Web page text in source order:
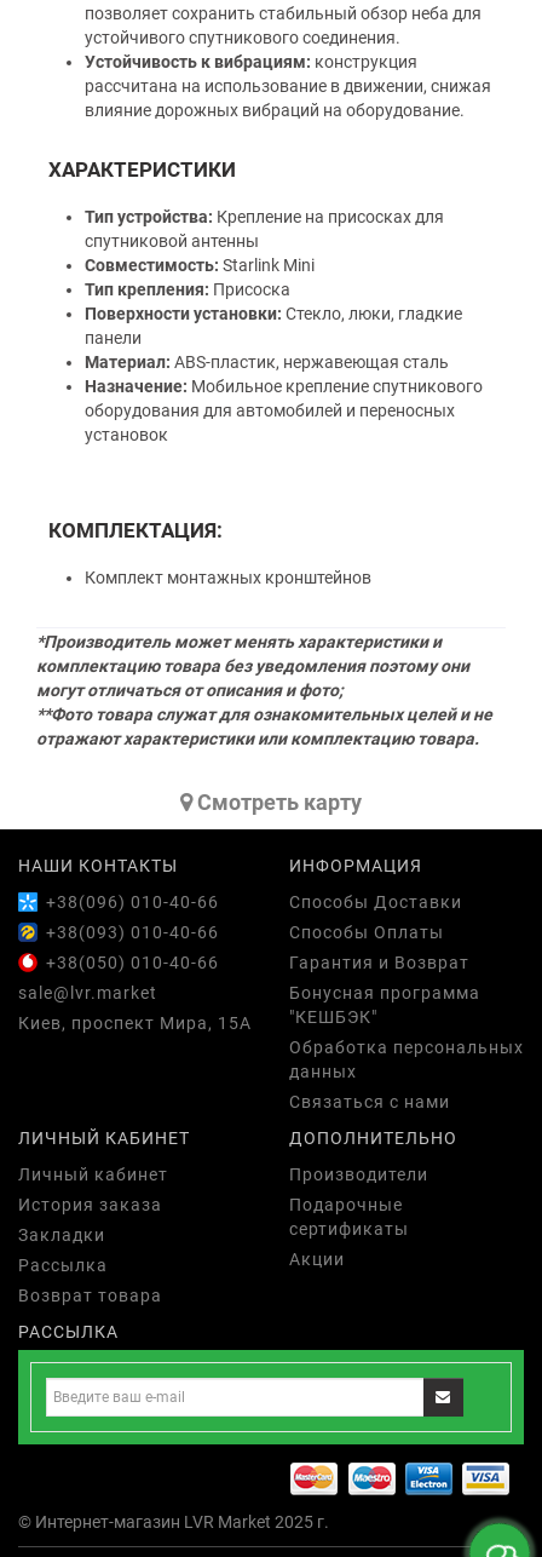
позволяет сохранить стабильный обзор неба для
устойчивого спутникового соединения.
Устойчивость к вибрациям: конструкция
рассчитана на использование в движении, снижая
влияние дорожных вибраций на оборудование.
ХАРАКТЕРИСТИКИ
Тип устройства: Крепление на присосках для
спутниковой антенны
Совместимость: Starlink Mini
Тип крепления: Присоска
Поверхности установки: Стекло, люки, гладкие
панели
Материал: ABS-пластик, нержавеющая сталь
Назначение: Мобильное крепление спутникового
оборудования для автомобилей и переносных
установок
КОМПЛЕКТАЦИЯ:
Комплект монтажных кронштейнов
*Производитель может менять характеристики и
комплектацию товара без уведомления поэтому они
могут отличаться от описания и фото;
**Фото товара служат для ознакомительных целей и не
отражают характеристики или комплектацию товара.
Cмотреть карту
НАШИ КОНТАКТЫ
+38(096) 010-40-66
+38(093) 010-40-66
+38(050) 010-40-66
sale@lvr.market
Киев, проспект Мира, 15А
ИНФОРМАЦИЯ
Способы Доставки
Способы Оплаты
Гарантия и Возврат
Бонусная программа
"КЕШБЭК"
Обработка персональных
данных
Связаться с нами
ЛИЧНЫЙ КАБИНЕТ
Личный кабинет
История заказа
Закладки
Рассылка
Возврат товара
ДОПОЛНИТЕЛЬНО
Производители
Подарочные
сертификаты
Акции
РАССЫЛКА
© Интернет-магазин LVR Market 2025 г.